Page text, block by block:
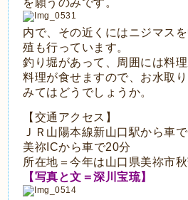
を願うのみです。
内で、その近くにはニジマス
殖も行っています。
釣り堀があって、周囲には料
料理が食せますので、お水取
みてはどうでしょうか。
【交通アクセス】
ＪＲ山陽本線新山口駅から車
美祢ICから車で20分
所在地＝今年は山口県美祢市
【写真と文＝深川宝琉】